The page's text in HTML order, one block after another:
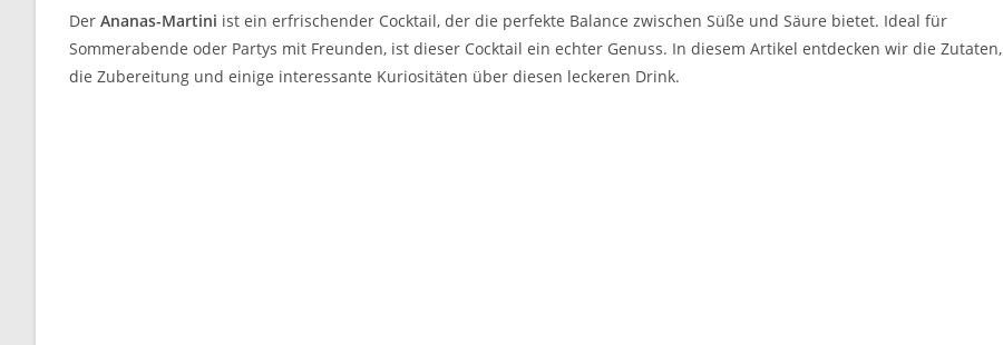
Der Ananas-Martini ist ein erfrischender Cocktail, der die perfekte Balance zwischen Süße und Säure bietet. Ideal für
Sommerabende oder Partys mit Freunden, ist dieser Cocktail ein echter Genuss. In diesem Artikel entdecken wir die Zutaten,
die Zubereitung und einige interessante Kuriositäten über diesen leckeren Drink.